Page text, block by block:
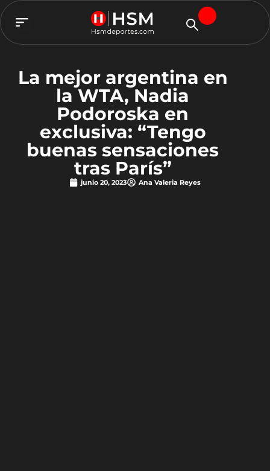
La mejor argentina en
la WTA, Nadia
Podoroska en
exclusiva: “Tengo
buenas sensaciones
tras París”
junio 20, 2023 Ana Valeria Reyes